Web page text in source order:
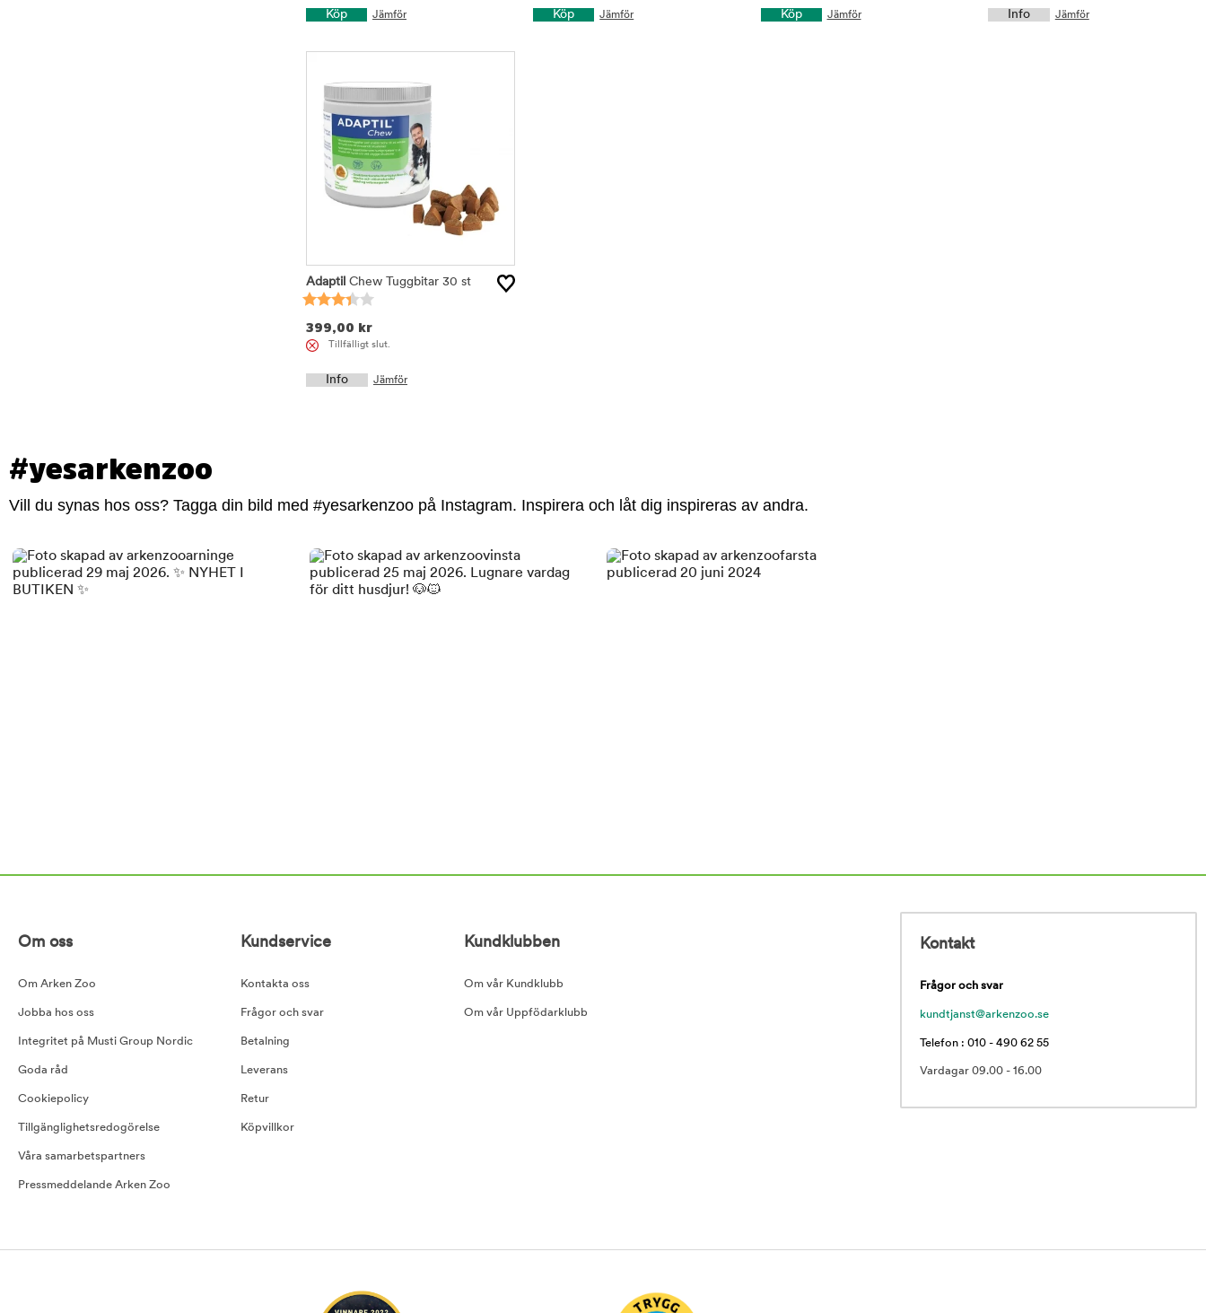
Köp Jämför Köp Jämför Köp Jämför Info Jämför
Adaptil Chew Tuggbitar 30 st
399,00 kr
Tillfälligt slut.
Info Jämför
#yesarkenzoo
Vill du synas hos oss? Tagga din bild med #yesarkenzoo på Instagram. Inspirera och låt dig inspireras av andra.
Om oss
Om Arken Zoo
Jobba hos oss
Integritet på Musti Group Nordic
Goda råd
Cookiepolicy
Tillgänglighetsredogörelse
Våra samarbetspartners
Pressmeddelande Arken Zoo
Kundservice
Kontakta oss
Frågor och svar
Betalning
Leverans
Retur
Köpvillkor
Kundklubben
Om vår Kundklubb
Om vår Uppfödarklubb
Kontakt
Frågor och svar
kundtjanst@arkenzoo.se
Telefon : 010 - 490 62 55
Vardagar 09.00 - 16.00